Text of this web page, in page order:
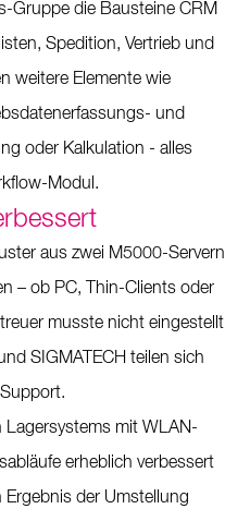
Gruppe die Bausteine CRM
Spedition, Vertrieb und
weitere Elemente wie
und
oder Kalkulation - alles
Modul.
aus zwei M5000-Servern
– ob PC, Thin-Clients oder
musste nicht eingestellt
SIGMATECH teilen sich
Lagersystems mit WLAN-
erheblich verbessert
Ergebnis der Umstellung